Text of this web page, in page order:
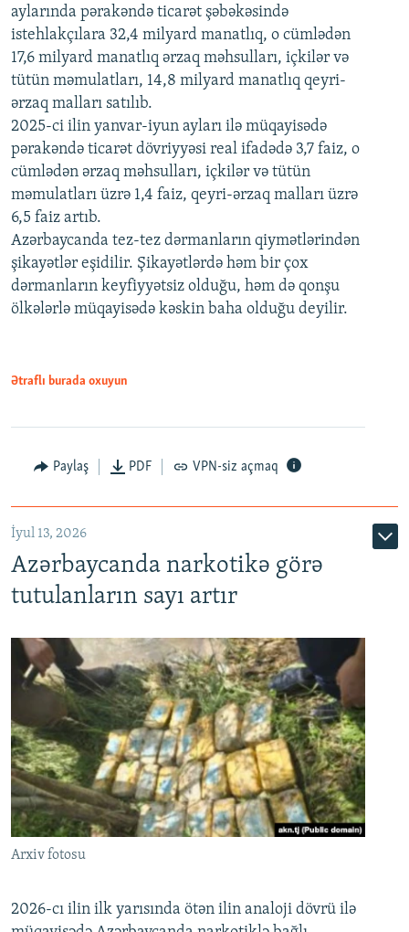
aylarında pərakəndə ticarət şəbəkəsində
istehlakçılara 32,4 milyard manatlıq, o cümlədən
17,6 milyard manatlıq ərzaq məhsulları, içkilər və
tütün məmulatları, 14,8 milyard manatlıq qeyri-
ərzaq malları satılıb.
2025-ci ilin yanvar-iyun ayları ilə müqayisədə
pərakəndə ticarət dövriyyəsi real ifadədə 3,7 faiz, o
cümlədən ərzaq məhsulları, içkilər və tütün
məmulatları üzrə 1,4 faiz, qeyri-ərzaq malları üzrə
6,5 faiz artıb.
Azərbaycanda tez-tez dərmanların qiymətlərindən
şikayətlər eşidilir. Şikayətlərdə həm bir çox
dərmanların keyfiyyətsiz olduğu, həm də qonşu
ölkələrlə müqayisədə kəskin baha olduğu deyilir.
Ətraflı burada oxuyun
Paylaş PDF VPN-siz açmaq
İyul 13, 2026
Azərbaycanda narkotikə görə
tutulanların sayı artır
Arxiv fotosu
2026-cı ilin ilk yarısında ötən ilin analoji dövrü ilə